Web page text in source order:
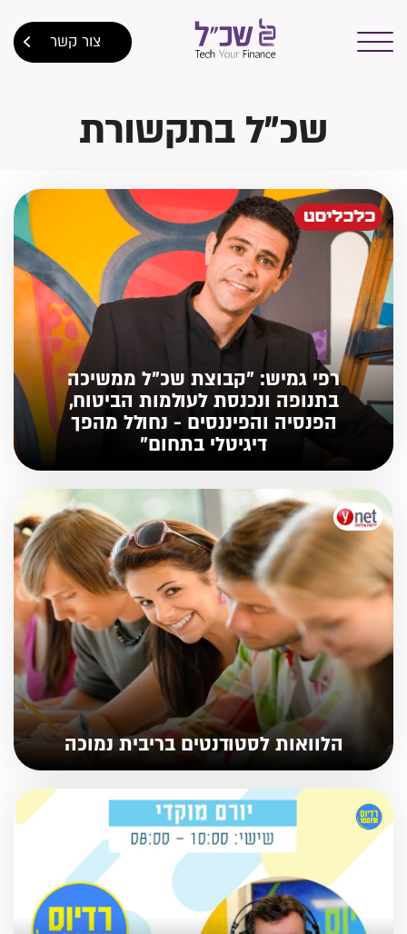
צור קשר
שכ"ל בתקשורת
רפי גמיש: "קבוצת שכ"ל ממשיכה
בתנופה ונכנסת לעולמות הביטוח,
הפנסיה והפיננסים - נחולל מהפך
דיגיטלי בתחום"
הלוואות לסטודנטים בריבית נמוכה